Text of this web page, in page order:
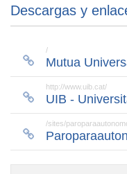
Descargas y
/
Mutua
http://www.uib.cat/
UIB -
/sites/